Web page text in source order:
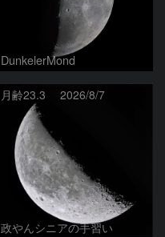
DunkelerMond
月齢23.3 2026/8/7
政やんシニアの手習い